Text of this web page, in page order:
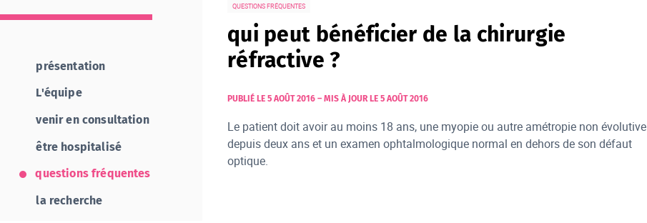
QUESTIONS FRÉQUENTES
qui peut bénéficier de la chirurgie
réfractive ?
PUBLIÉ LE 5 AOÛT 2016 – MIS À JOUR LE 5 AOÛT 2016
Le patient doit avoir au moins 18 ans, une myopie ou autre amétropie non évolutive
depuis deux ans et un examen ophtalmologique normal en dehors de son défaut
optique.
présentation
L'équipe
venir en consultation
être hospitalisé
questions fréquentes
la recherche